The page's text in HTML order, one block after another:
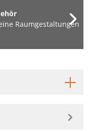
Raumgestaltungen